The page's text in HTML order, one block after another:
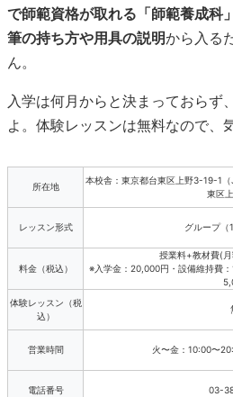
で師範資格が取れる「師範養成科」
筆の持ち方や用具の説明から入る
ん。
入学は何月からと決まっておらず、
よ。体験レッスンは無料なので、
所在地
本校舎：東京都台東区上野3-19-1
東区
レッスン形式 グループ（
料金（税込）
授業料+教材費(月
※入学金：20,000円・設備維持費
体験レッスン（税
込）
営業時間 火〜金：10:00〜
電話番号 03-